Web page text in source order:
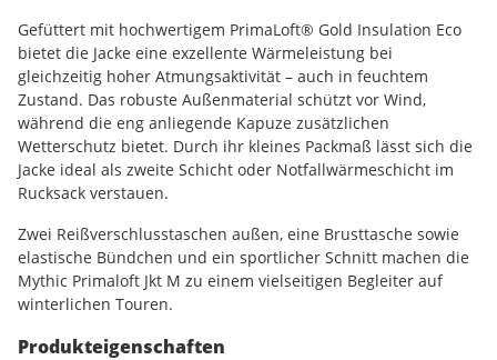
Gefüttert mit hochwertigem PrimaLoft® Gold Insulation Eco
bietet die Jacke eine exzellente Wärmeleistung bei
gleichzeitig hoher Atmungsaktivität – auch in feuchtem
Zustand. Das robuste Außenmaterial schützt vor Wind,
während die eng anliegende Kapuze zusätzlichen
Wetterschutz bietet. Durch ihr kleines Packmaß lässt sich die
Jacke ideal als zweite Schicht oder Notfallwärmeschicht im
Rucksack verstauen.
Zwei Reißverschlusstaschen außen, eine Brusttasche sowie
elastische Bündchen und ein sportlicher Schnitt machen die
Mythic Primaloft Jkt M zu einem vielseitigen Begleiter auf
winterlichen Touren.
Produkteigenschaften